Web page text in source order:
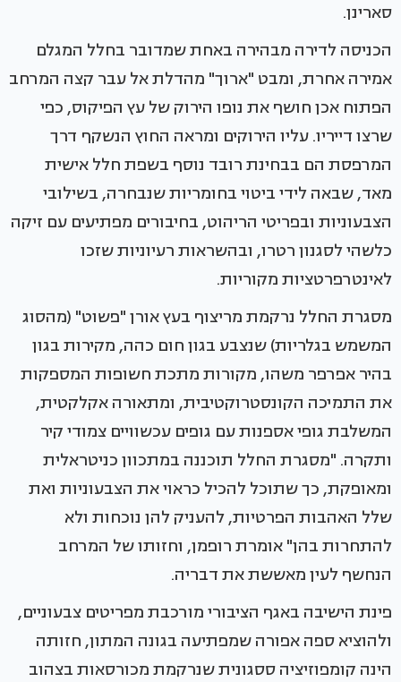
סארינן.
הכניסה לדירה מבהירה באחת שמדובר בחלל המגלם
אמירה אחרת, ומבט "ארוך" מהדלת אל עבר קצה המרחב
הפתוח אכן חושף את נופו הירוק של עץ הפיקוס, כפי
שרצו דייריו. עליו הירוקים ומראה החוץ הנשקף דרך
המרפסת הם בבחינת רובד נוסף בשפת חלל אישית
מאד, שבאה לידי ביטוי בחומריות שנבחרה, בשילובי
הצבעוניות ובפריטי הריהוט, בחיבורים מפתיעים עם זיקה
כלשהי לסגנון רטרו, ובהשראות רעיוניות שזכו
לאינטרפרטציות מקוריות.
מסגרת החלל נרקמת מריצוף בעץ אורן "פשוט" (מהסוג
המשמש בגלריות) שנצבע בגון חום כהה, מקירות בגון
בהיר אפרפר משהו, מקורות מתכת חשופות המספקות
את התמיכה הקונסטרוקטיבית, ומתאורה אקלקטית,
המשלבת גופי אספנות עם גופים עכשוויים צמודי קיר
ותקרה. "מסגרת החלל תוכננה במתכוון כניטראלית
ומאופקת, כך שתוכל להכיל כראוי את הצבעוניות ואת
שלל האהבות הפרטיות, להעניק להן נוכחות ולא
להתחרות בהן" אומרת רופמן, וחזותו של המרחב
הנחשף לעין מאששת את דבריה.
פינת הישיבה באגף הציבורי מורכבת מפריטים צבעוניים,
ולהוציא ספה אפורה שמפתיעה בגונה המתון, חזותה
הינה קומפוזיציה ססגונית שנרקמת מכורסאות בצהוב